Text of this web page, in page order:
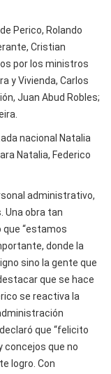
Perico, Rolando
Cristian
por los ministros
y Vivienda, Carlos
Juan Abud Robles;
nacional Natalia
Natalia, Federico
administrativo,
Una obra tan
que “estamos
donde la
sino la gente que
que se hace
se reactiva la
que “felicito
concejos que no
logro. Con